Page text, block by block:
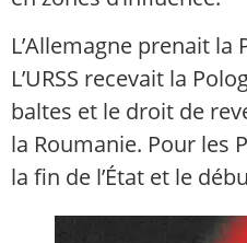
L’Allemagne prenait la
L’URSS recevait la
baltes et le droit de
la Roumanie. Pour les
la fin de l’État et le